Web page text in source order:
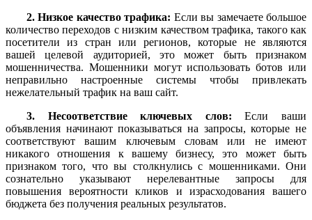
2. Низкое качество трафика: Если вы замечаете большое
количество переходов с низким качеством трафика, такого как
посетители из стран или регионов, которые не являются
вашей целевой аудиторией, это может быть признаком
мошенничества. Мошенники могут использовать ботов или
неправильно настроенные системы чтобы привлекать
нежелательный трафик на ваш сайт.
3. Несоответствие ключевых слов: Если ваши
объявления начинают показываться на запросы, которые не
соответствуют вашим ключевым словам или не имеют
никакого отношения к вашему бизнесу, это может быть
признаком того, что вы столкнулись с мошенниками. Они
сознательно указывают нерелевантные запросы для
повышения вероятности кликов и израсходования вашего
бюджета без получения реальных результатов.